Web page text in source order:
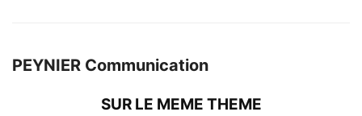
PEYNIER Communication
SUR LE MEME THEME